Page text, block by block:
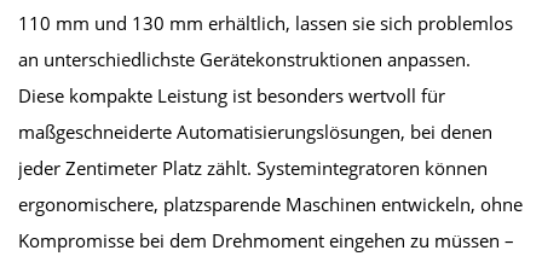
110 mm und 130 mm erhältlich, lassen sie sich problemlos
an unterschiedlichste Gerätekonstruktionen anpassen.
Diese kompakte Leistung ist besonders wertvoll für
maßgeschneiderte Automatisierungslösungen, bei denen
jeder Zentimeter Platz zählt. Systemintegratoren können
ergonomischere, platzsparende Maschinen entwickeln, ohne
Kompromisse bei dem Drehmoment eingehen zu müssen –